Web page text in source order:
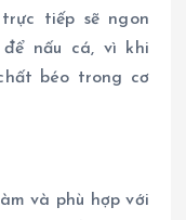
tiếp sẽ ngon
để nấu cá, vì khi
béo trong cơ
và phù hợp với